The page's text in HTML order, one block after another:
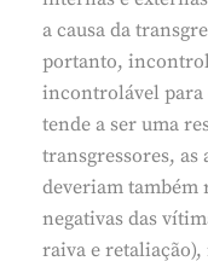
a causa da
portanto,
incontrolável para
tende a ser uma
transgressores,
deveriam também
negativas das
raiva e retaliação),